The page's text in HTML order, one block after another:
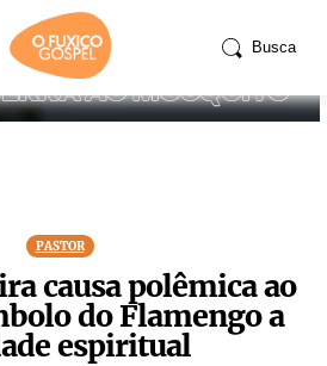
Busca
PASTOR
causa polêmica ao
do Flamengo a
espiritual